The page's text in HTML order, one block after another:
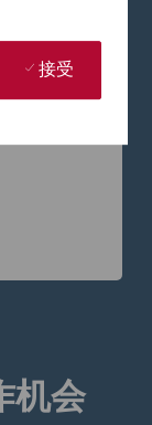
接受
机会